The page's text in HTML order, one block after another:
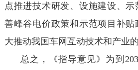
点推进技术研发、设施建设、
善峰谷电价政策和示范项目补
大推动我国车网互动技术和产业
总之，《指导意见》为到